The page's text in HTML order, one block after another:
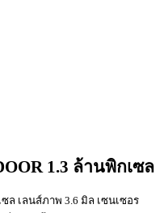
1.3 ล้านพิกเซล
ล เลนส์ภาพ 3.6 มิล เซนเซอร